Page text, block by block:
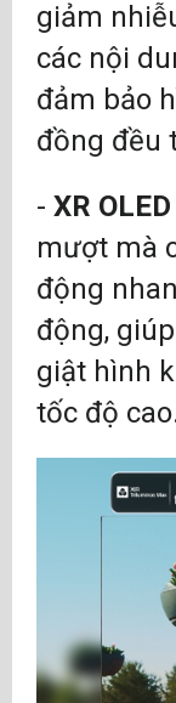
giảm
các nội
đảm bảo
đồng đều
- XR
mượt mà
động
động,
giật hình
tốc độ